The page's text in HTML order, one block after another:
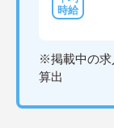
※掲載中の求
算出